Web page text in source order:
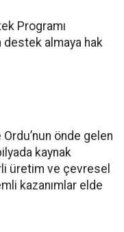
Programı
destek almaya hak
önde gelen
kaynak
üretim ve çevresel
kazanımlar elde